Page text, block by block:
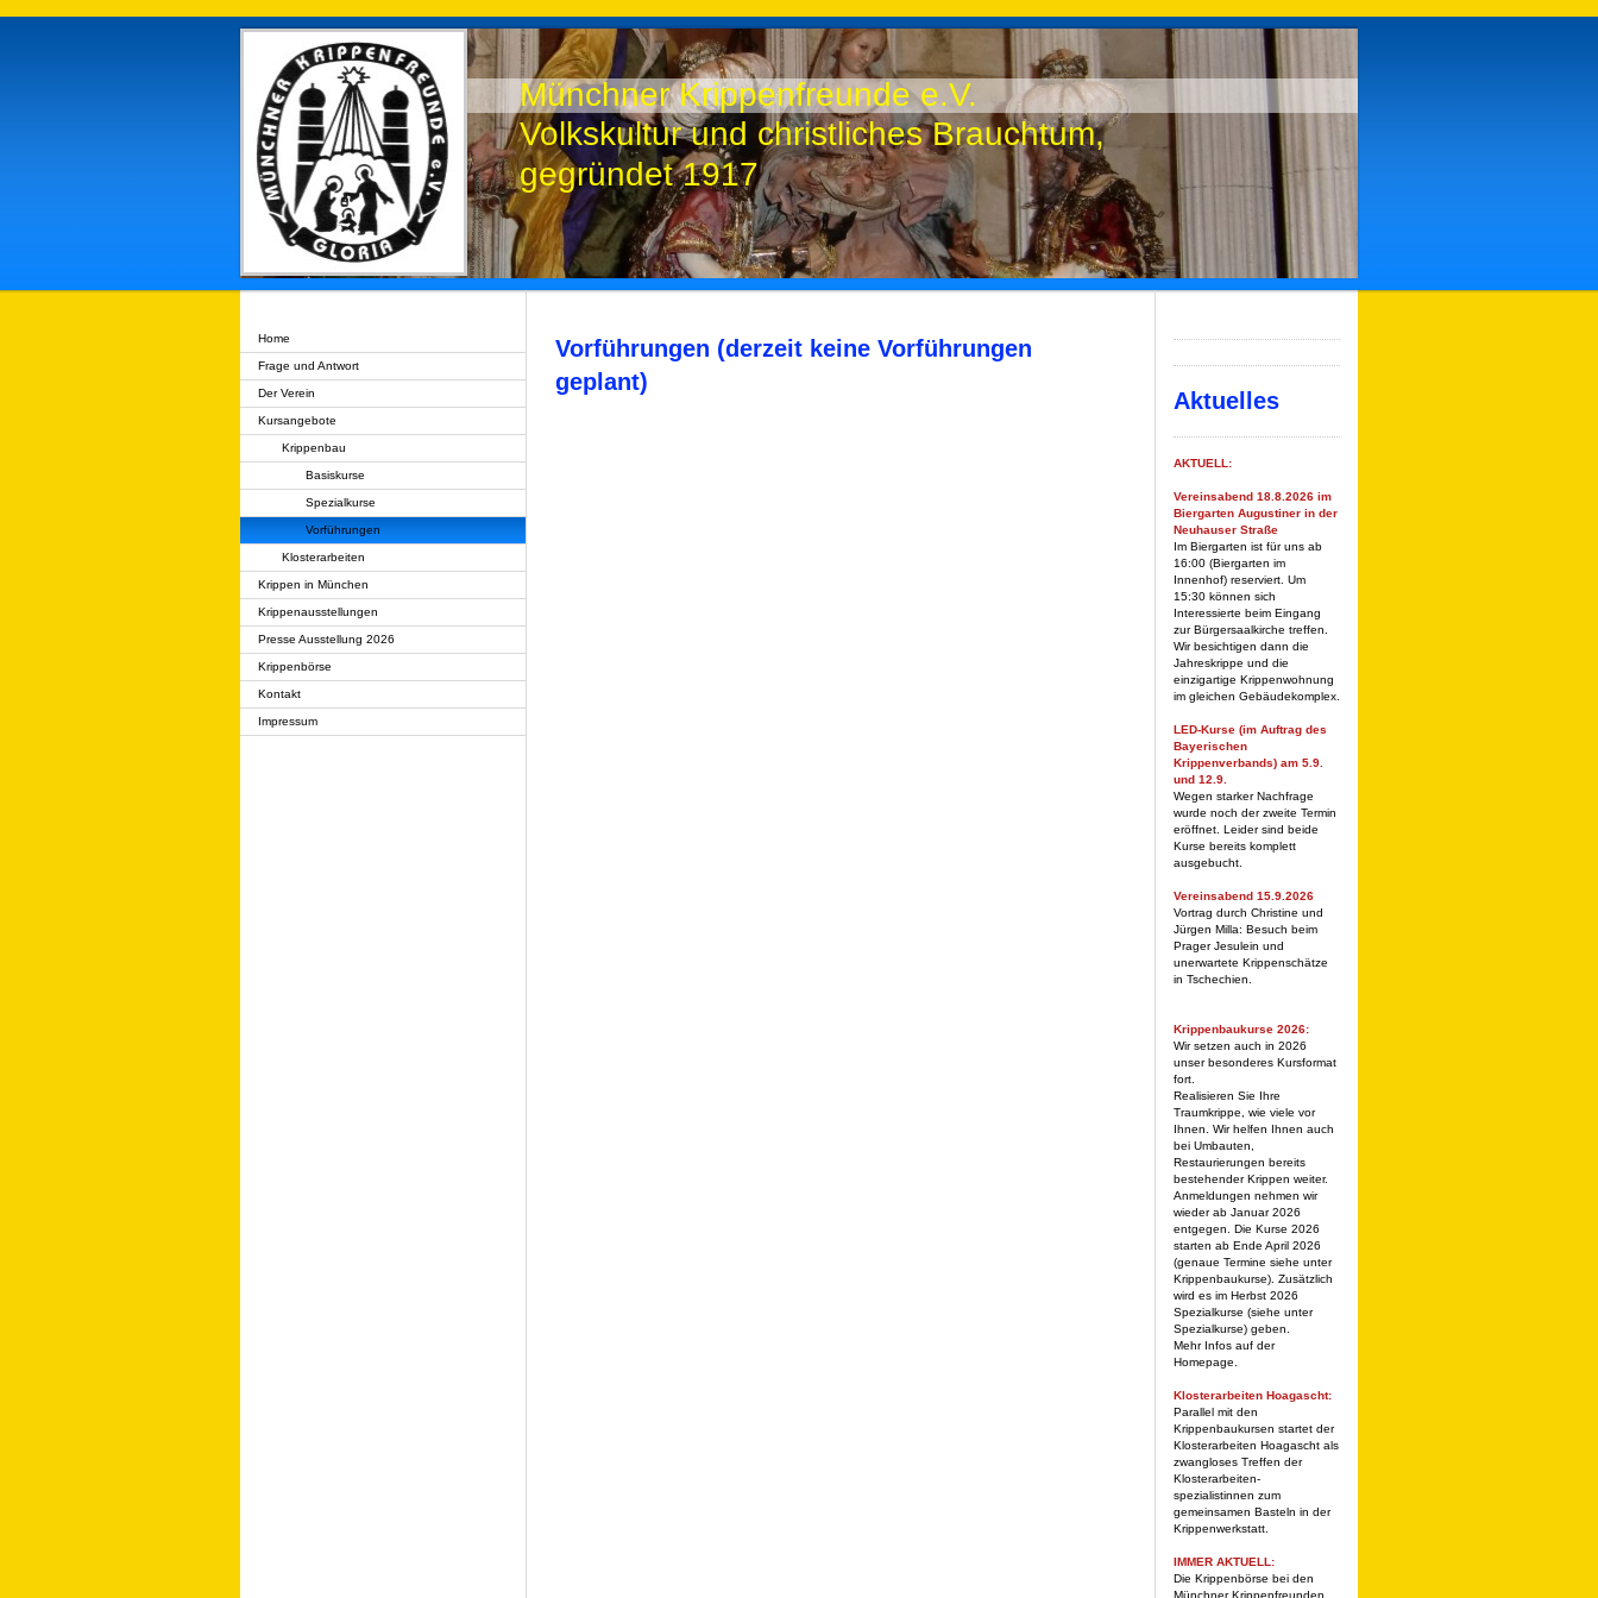
Münchner Krippenfreunde e.V.
Volkskultur und christliches Brauchtum,
gegründet 1917
Home
Frage und Antwort
Der Verein
Kursangebote
Krippenbau
Basiskurse
Spezialkurse
Vorführungen
Klosterarbeiten
Krippen in München
Krippenausstellungen
Presse Ausstellung 2026
Krippenbörse
Kontakt
Impressum
Vorführungen (derzeit keine Vorführungen
geplant)
Aktuelles
AKTUELL:
Vereinsabend 18.8.2026 im
Biergarten Augustiner in der
Neuhauser Straße
Im Biergarten ist für uns ab
16:00 (Biergarten im
Innenhof) reserviert. Um
15:30 können sich
Interessierte beim Eingang
zur Bürgersaalkirche treffen.
Wir besichtigen dann die
Jahreskrippe und die
einzigartige Krippenwohnung
im gleichen Gebäudekomplex.
LED-Kurse (im Auftrag des
Bayerischen
Krippenverbands) am 5.9.
und 12.9.
Wegen starker Nachfrage
wurde noch der zweite Termin
eröffnet. Leider sind beide
Kurse bereits komplett
ausgebucht.
Vereinsabend 15.9.2026
Vortrag durch Christine und
Jürgen Milla: Besuch beim
Prager Jesulein und
unerwartete Krippenschätze
in Tschechien.
Krippenbaukurse 2026:
Wir setzen auch in 2026
unser besonderes Kursformat
fort.
Realisieren Sie Ihre
Traumkrippe, wie viele vor
Ihnen. Wir helfen Ihnen auch
bei Umbauten,
Restaurierungen bereits
bestehender Krippen weiter.
Anmeldungen nehmen wir
wieder ab Januar 2026
entgegen. Die Kurse 2026
starten ab Ende April 2026
(genaue Termine siehe unter
Krippenbaukurse). Zusätzlich
wird es im Herbst 2026
Spezialkurse (siehe unter
Spezialkurse) geben.
Mehr Infos auf der
Homepage.
Klosterarbeiten Hoagascht:
Parallel mit den
Krippenbaukursen startet der
Klosterarbeiten Hoagascht als
zwangloses Treffen der
Klosterarbeiten-
spezialistinnen zum
gemeinsamen Basteln in der
Krippenwerkstatt.
IMMER AKTUELL:
Die Krippenbörse bei den
Münchner Krippenfreunden